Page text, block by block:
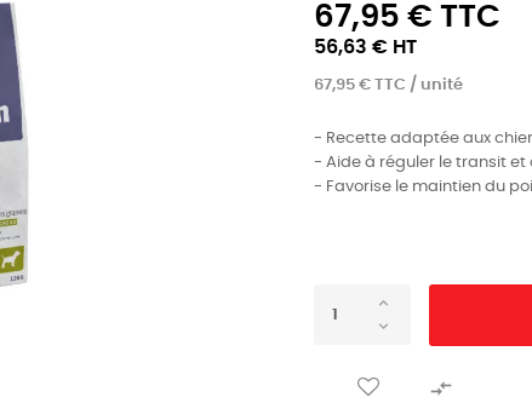
67,95 € TTC
56,63 € HT
67,95 € TTC / unité
- Recette adaptée aux
- Aide à réguler le transit
- Favorise le maintien du
